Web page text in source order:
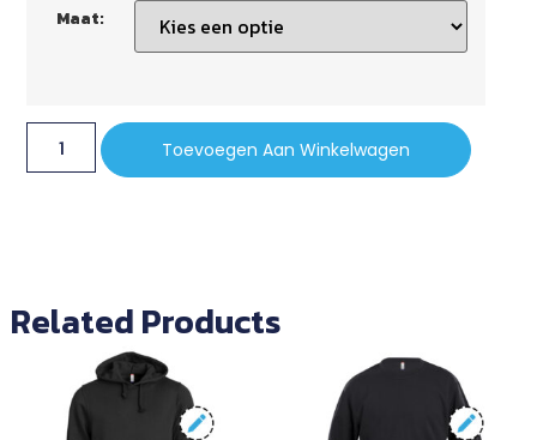
Maat:
Toevoegen Aan Winkelwagen
Related Products